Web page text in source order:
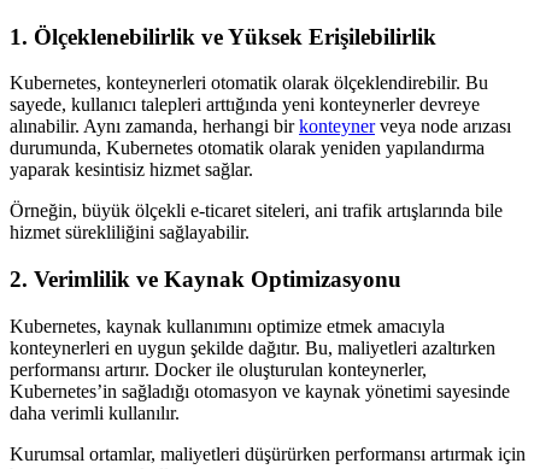
1. Ölçeklenebilirlik ve Yüksek Erişilebilirlik
Kubernetes, konteynerleri otomatik olarak ölçeklendirebilir. Bu
sayede, kullanıcı talepleri arttığında yeni konteynerler devreye
alınabilir. Aynı zamanda, herhangi birkonteynerveya node arızası
durumunda, Kubernetes otomatik olarak yeniden yapılandırma
yaparak kesintisiz hizmet sağlar.
Örneğin, büyük ölçekli e-ticaret siteleri, ani trafik artışlarında bile
hizmet sürekliliğini sağlayabilir.
2. Verimlilik ve Kaynak Optimizasyonu
Kubernetes, kaynak kullanımını optimize etmek amacıyla
konteynerleri en uygun şekilde dağıtır. Bu, maliyetleri azaltırken
performansı artırır. Docker ile oluşturulan konteynerler,
Kubernetes’in sağladığı otomasyon ve kaynak yönetimi sayesinde
daha verimli kullanılır.
Kurumsal ortamlar, maliyetleri düşürürken performansı artırmak için